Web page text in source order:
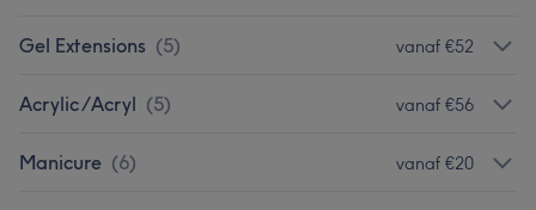
Gel Extensions (5) vanaf €52
Acrylic /Acryl (5) vanaf €56
Manicure (6) vanaf €20